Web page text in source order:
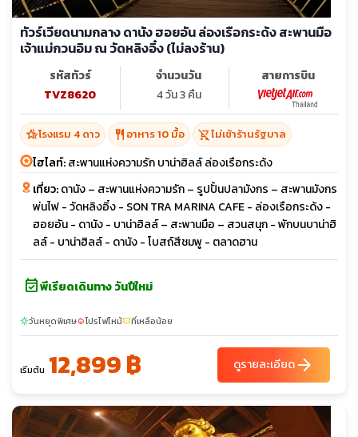
ทัวร์เวียดนามกลาง ดานัง ฮอยอัน ล่องเรือกระด้ง สะพานมือ
เจ้าแม่กวนอิม ณ วัดหลิงอิ๋ง (ไม่ลงร้าน)
รหัสทัวร์
TVZ8620
จำนวนวัน
4 วัน 3 คืน
สายการบิน
hotel_classโรงแรม 4 ดาว restaurant อาหาร 10 มื้อ shopping_cart_offไม่เข้าร้านรัฐบาล
ไฮไลท์:สะพานแห่งความรัก บาน่าฮิลล์ ล่องเรือกระด้ง
เที่ยว:ดานัง – สะพานแห่งความรัก – รูปปั้นปลามังกร – สะพานมังกร
พ่นไฟ - วัดหลิงอิ๋ง - SON TRA MARINA CAFE - ล่องเรือกระด้ง -
ฮอยอัน - ดานัง - บาน่าฮิลล์ – สะพานมือ – สวนสนุก - พักบนบาน่าฮิ
ลล์ - บาน่าฮิลล์ - ดานัง - โบสถ์สีชมพู - ตลาดฮาน
event_availableพีเรียดเดินทาง วันปีใหม่
sunnyวันหยุดพิเศษlocal_fire_departmentโปรไฟไหม้confirmation_numberที่เหลือน้อย
เริ่มต้น 12,899 ฿ ดูรายละเอียดarrow_forward